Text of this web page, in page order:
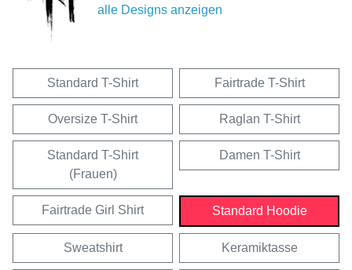
alle Designs anzeigen
Standard T-Shirt Fairtrade T-Shirt
Oversize T-Shirt Raglan T-Shirt
Standard T-Shirt
(Frauen)
Damen T-Shirt
Fairtrade Girl Shirt Standard Hoodie
Sweatshirt Keramiktasse